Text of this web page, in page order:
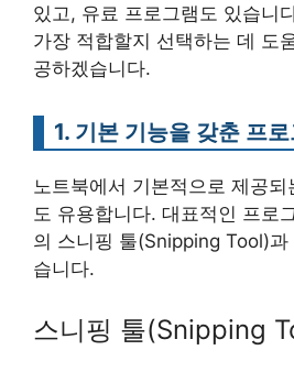
있고, 유료 프로그램도 있습니
가장 적합할지 선택하는 데 도
공하겠습니다.
1. 기본 기능을 갖춘 프
노트북에서 기본적으로 제공
도 유용합니다. 대표적인 프로
의 스니핑 툴(Snipping Tool)
습니다.
스니핑 툴(Snipping